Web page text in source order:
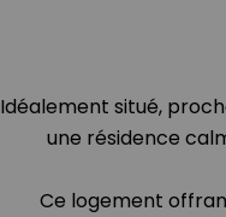
Idéalement situé,
une résidence
Ce logement